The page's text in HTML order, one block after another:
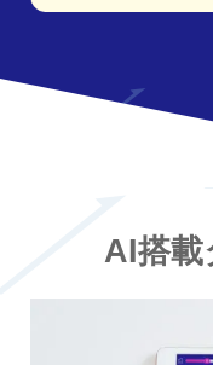
AI搭載